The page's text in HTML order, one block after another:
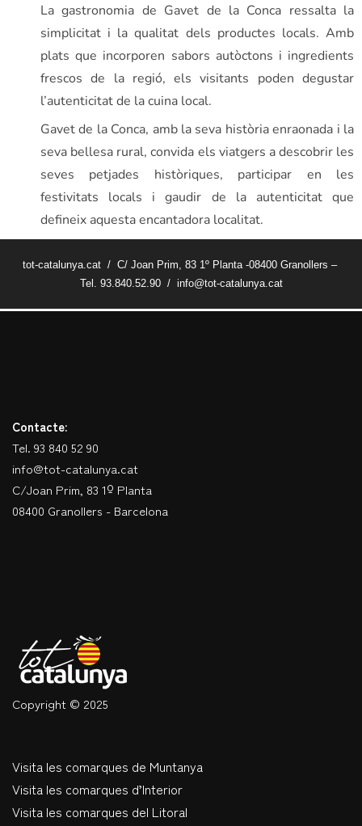
La gastronomia de Gavet de la Conca ressalta la
simplicitat i la qualitat dels productes locals. Amb
plats que incorporen sabors autòctons i ingredients
frescos de la regió, els visitants poden degustar
l’autenticitat de la cuina local.
Gavet de la Conca, amb la seva història enraonada i la
seva bellesa rural, convida els viatgers a descobrir les
seves petjades històriques, participar en les
festivitats locals i gaudir de la autenticitat que
defineix aquesta encantadora localitat.
tot-catalunya.cat / C/ Joan Prim, 83 1º Planta -08400 Granollers –
Tel. 93.840.52.90 / info@tot-catalunya.cat
Contacte:
Tel. 93 840 52 90
info@tot-catalunya.cat
C/Joan Prim, 83 1º Planta
08400 Granollers - Barcelona
Copyright © 2025
Visita les comarques de Muntanya
Visita les comarques d’Interior
Visita les comarques del Litoral